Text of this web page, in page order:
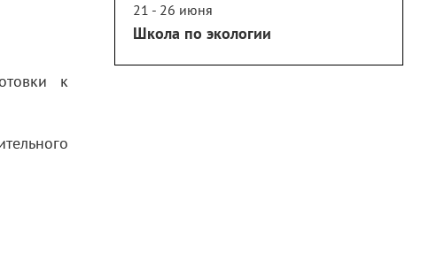
к
21 - 26 июня
Школа по экологии